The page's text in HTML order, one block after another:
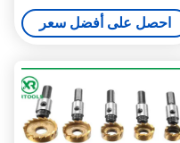
مع مثقاب M22 الخيط
احصل على أفضل سعر